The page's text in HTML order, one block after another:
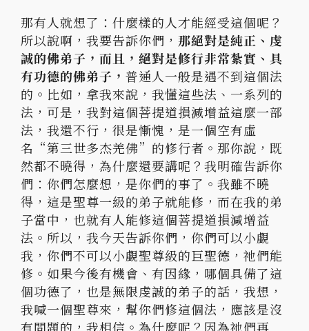
那有人就想了：什麼樣的人才能經受這個呢？
所以說啊， 我要告訴你們， 那絕對是純正、虔
誠的佛弟子，而且， 絕對是修行非常紮實、具
有功德的佛弟子， 普通人一般是遇不到這個法
的。比如，拿我來說，我懂這些法、一系列的
法，可是， 我對這個菩提道損減增益這麼一部
法，我還不行，很是慚愧， 是一個空有虛
名“第三世多杰羌佛”的修行者。那你說， 既
然都不曉得，為什麼還要講呢？我明確告訴你
們：你們怎麼想， 是你們的事了。我雖不曉
得，這是聖尊一級的弟子就能修， 而在我的弟
子當中，也就有人能修這個菩提道損減增益
法。所以， 我今天告訴你們，你們可以小覷
我， 你們不可以小覷聖尊級的巨聖德，祂們能
修。如果今後有機會、 有因緣，哪個具備了這
個功德了，也是無限虔誠的弟子的話，我想，
我喊一個聖尊來，幫你們修這個法，應該是沒
有問題的，我相信。 為什麼呢？因為祂們再